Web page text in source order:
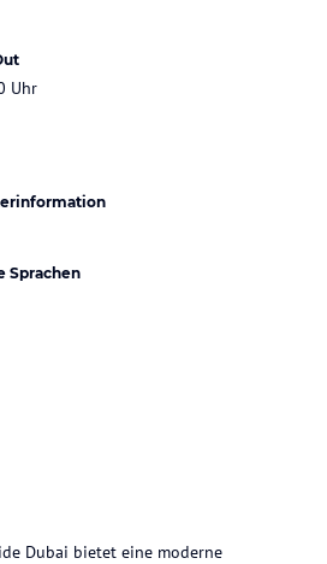
Uhr
Sprachen
Dubai bietet eine moderne